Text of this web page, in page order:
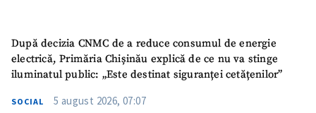
După decizia CNMC de a reduce consumul de energie
electrică, Primăria Chișinău explică de ce nu va stinge
iluminatul public: „Este destinat siguranței cetățenilor”
SOCIAL 5 august 2026, 07:07